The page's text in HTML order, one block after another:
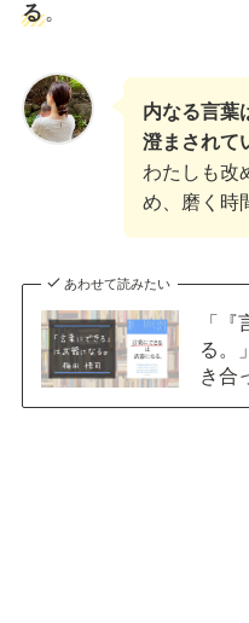
る。
内なる言葉
澄まされて
わたしも改
め、磨く時
あわせて読みたい
「
る。
き合